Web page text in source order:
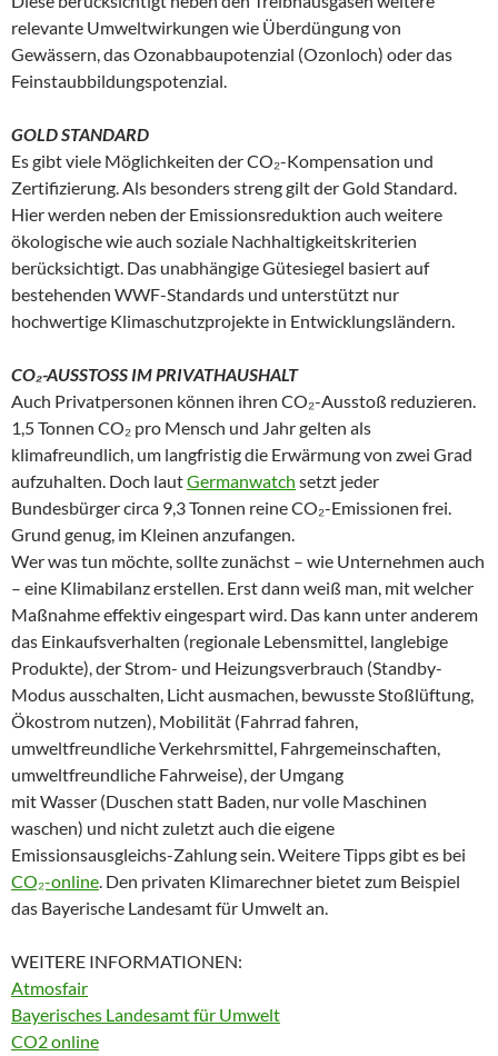
relevante Umweltwirkungen wie Überdüngung von
Gewässern, das Ozonabbaupotenzial (Ozonloch) oder das
Feinstaubbildungspotenzial.
GOLD STANDARD
Es gibt viele Möglichkeiten der CO₂-Kompensation und
Zertifizierung. Als besonders streng gilt der Gold Standard.
Hier werden neben der Emissionsreduktion auch weitere
ökologische wie auch soziale Nachhaltigkeitskriterien
berücksichtigt. Das unabhängige Gütesiegel basiert auf
bestehenden WWF-Standards und unterstützt nur
hochwertige Klimaschutzprojekte in Entwicklungsländern.
CO₂-AUSSTOSS IM PRIVATHAUSHALT
Auch Privatpersonen können ihren CO₂-Ausstoß reduzieren.
1,5 Tonnen CO₂ pro Mensch und Jahr gelten als
klimafreundlich, um langfristig die Erwärmung von zwei Grad
aufzuhalten. Doch lautGermanwatch setzt jeder
Bundesbürger circa 9,3 Tonnen reine CO₂-Emissionen frei.
Grund genug, im Kleinen anzufangen.
Wer was tun möchte, sollte zunächst – wie Unternehmen auch
– eine Klimabilanz erstellen. Erst dann weiß man, mit welcher
Maßnahme effektiv eingespart wird. Das kann unter anderem
das Einkaufsverhalten (regionale Lebensmittel, langlebige
Produkte), der Strom- und Heizungsverbrauch (Standby-
Modus ausschalten, Licht ausmachen, bewusste Stoßlüftung,
Ökostrom nutzen), Mobilität (Fahrrad fahren,
umweltfreundliche Verkehrsmittel, Fahrgemeinschaften,
umweltfreundliche Fahrweise), der Umgang
mit Wasser (Duschen statt Baden, nur volle Maschinen
waschen) und nicht zuletzt auch die eigene
Emissionsausgleichs-Zahlung sein. Weitere Tipps gibt es bei
CO₂-online. Den privaten Klimarechner bietet zum Beispiel
das Bayerische Landesamt für Umwelt an.
WEITERE INFORMATIONEN:
Atmosfair
Bayerisches Landesamt für Umwelt
CO2 online